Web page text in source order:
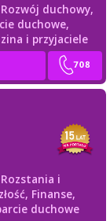
Rozwój duchowy,
duchowe,
i przyjaciele
Rozstania i
Finanse,
duchowe